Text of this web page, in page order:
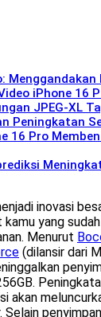
Menggandakan
iPhone 16
JPEG-XL
Peningkatan
16 Pro
inovasi
yang
Menurut
(dilansir dari
akan